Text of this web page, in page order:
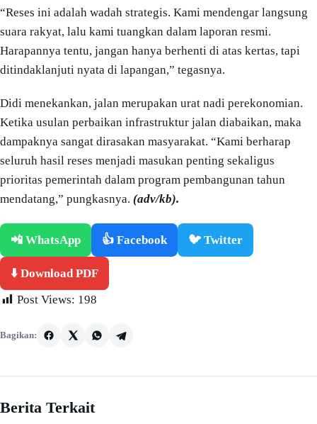
“Reses ini adalah wadah strategis. Kami mendengar langsung
suara rakyat, lalu kami tuangkan dalam laporan resmi.
Harapannya tentu, jangan hanya berhenti di atas kertas, tapi
ditindaklanjuti nyata di lapangan,” tegasnya.
Didi menekankan, jalan merupakan urat nadi perekonomian.
Ketika usulan perbaikan infrastruktur jalan diabaikan, maka
dampaknya sangat dirasakan masyarakat. “Kami berharap
seluruh hasil reses menjadi masukan penting sekaligus
prioritas pemerintah dalam program pembangunan tahun
mendatang,” pungkasnya. (adv/kb).
📲 WhatsApp 👍 Facebook 🐦 Twitter
⬇️ Download PDF
Post Views: 198
Bagikan:
Berita Terkait